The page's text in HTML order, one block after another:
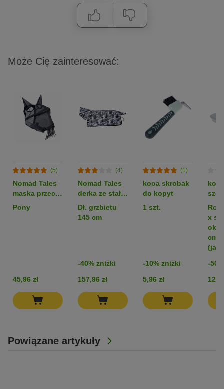
Powiązane artykuły
Może Cię zainteresować:
(5)
Nomad Tales
maska przeciw
muchom z
uszami i
Pony
45,96 zł
(4)
Nomad Tales
derka ze stałą
częścią szyjną
przeciw
Dł. grzbietu
145 cm
-40% zniżki
157,96 zł
(1)
kooa skrobak
do kopyt
1 szt.
-10% zniżki
5,96 zł
x
ok.
cm
-